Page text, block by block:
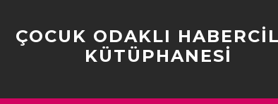
ÇOCUK ODAKLI
KÜTÜPHANESİ